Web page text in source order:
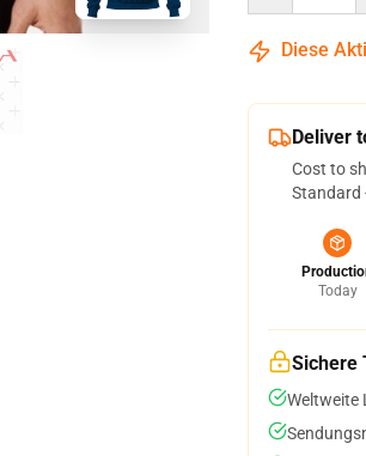
Diese
Deliver
Cost to
Standard
Today
Sichere
Weltweite